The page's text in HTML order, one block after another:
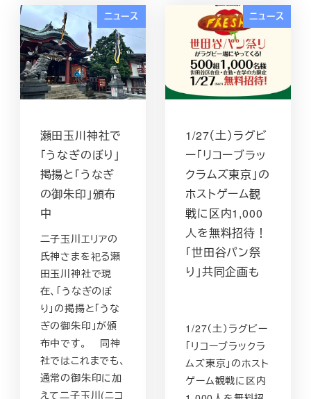
ニュース
瀬田玉川神社で
「うなぎのぼり」
掲揚と「うなぎ
の御朱印」頒布
中
二子玉川エリアの
氏神さまを祀る瀬
田玉川神社で現
在、「うなぎのぼ
り」の掲揚と「うな
ぎの御朱印」が頒
布中です。 同神
社ではこれまでも、
通常の御朱印に加
えて二子玉川(ニコ
ニュース
1/27（土）ラグビ
ー「リコーブラッ
クラムズ東京」の
ホストゲーム観
戦に区内1,000
人を無料招待！
「世田谷パン祭
り」共同企画も
1/27（土）ラグビー
「リコーブラックラ
ムズ東京」のホスト
ゲーム観戦に区内